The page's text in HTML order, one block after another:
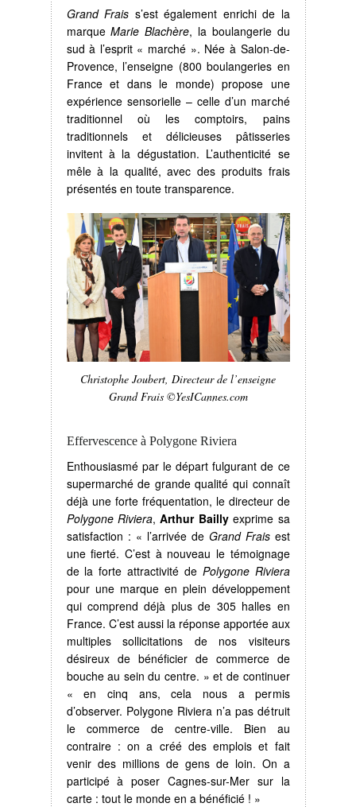
Grand Frais s’est également enrichi de la
marqueMarie Blachère, la boulangerie du
sud à l’esprit « marché ». Née à Salon-de-
Provence, l’enseigne (800 boulangeries en
France et dans le monde) propose une
expérience sensorielle – celle d’un marché
traditionnel où les comptoirs, pains
traditionnels et délicieuses pâtisseries
invitent à la dégustation. L’authenticité se
mêle à la qualité, avec des produits frais
présentés en toute transparence.
Christophe Joubert, Directeur de l’enseigne
Grand Frais ©YesICannes.com
Effervescence à Polygone Riviera
Enthousiasmé par le départ fulgurant de ce
supermarché de grande qualité qui connaît
déjà une forte fréquentation, le directeur de
Polygone Riviera, Arthur Baillyexprime sa
satisfaction : « l’arrivée de Grand Fraisest
une fierté. C’est à nouveau le témoignage
de la forte attractivité de Polygone Riviera
pour une marque en plein développement
qui comprend déjà plus de 305 halles en
France. C’est aussi la réponse apportée aux
multiples sollicitations de nos visiteurs
désireux de bénéficier de commerce de
bouche au sein du centre. » et de continuer
« en cinq ans, cela nous a permis
d’observer. Polygone Riviera n’a pas détruit
le commerce de centre-ville. Bien au
contraire : on a créé des emplois et fait
venir des millions de gens de loin. On a
participé à poser Cagnes-sur-Mer sur la
carte : tout le monde en a bénéficié ! »